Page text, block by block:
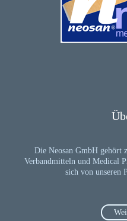
Die Neosan GmbH gehört
Verbandmitteln und Medical
sich von unseren